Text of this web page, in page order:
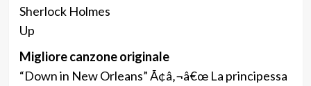
Sherlock Holmes
Up
Migliore canzone originale
“Down in New Orleans” Ã¢â‚¬â€œ La principessa